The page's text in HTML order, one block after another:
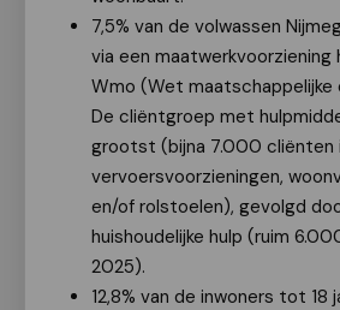
7,5% van de volwassen
via een maatwerkvoorziening
Wmo (Wet maatschappelijke
De cliëntgroep met
grootst (bijna 7.000 cliënten
vervoersvoorzieningen,
en/of rolstoelen), gevolgd
huishoudelijke hulp (ruim
2025).
12,8% van de inwoners tot 18